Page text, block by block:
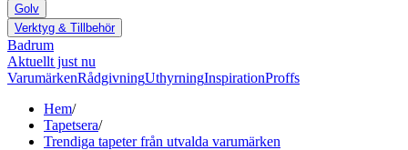
Golv
Verktyg & Tillbehör
Badrum
Aktuellt just nu
VarumärkenRådgivningUthyrningInspirationProffs
Hem/
Tapetsera/
Trendiga tapeter från utvalda varumärken